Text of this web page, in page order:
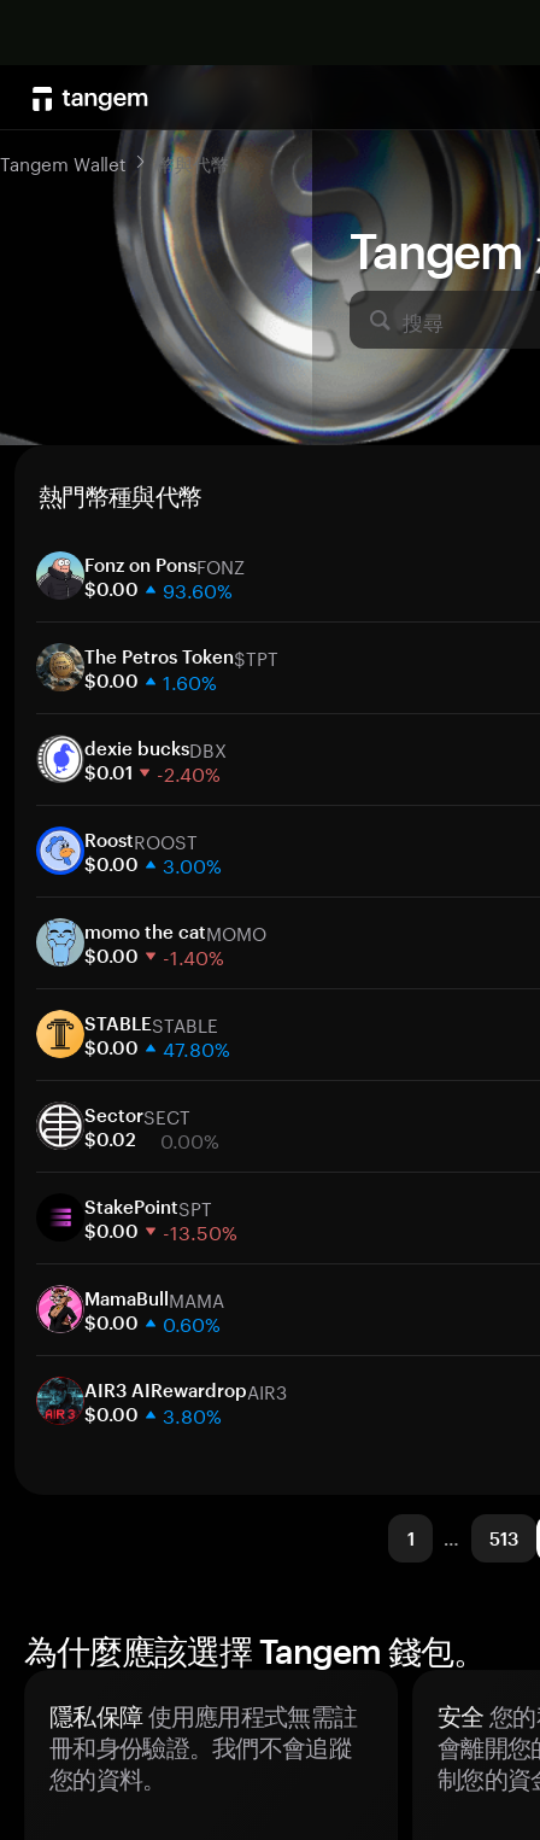
Tangem
搜尋
Tangem Wallet 幣與代幣
熱門幣種與代幣
Fonz on PonsFONZ
$0.00 93.60%
30 天
市值
The Petros Token$TPT
$0.00 1.60%
30 天
市值
dexie bucksDBX
$0.01 -2.40%
30 天
市值
RoostROOST
$0.00 3.00%
30 天
市值
momo the catMOMO
$0.00 -1.40%
30 天
市值
STABLESTABLE
$0.00 47.80%
30 天
市值
SectorSECT
$0.02 0.00%
30 天
市值
StakePointSPT
$0.00 -13.50%
30 天
市值
MamaBullMAMA
$0.00 0.60%
30 天
市值
AIR3 AIRewardropAIR3
$0.00 3.80%
1 … 513
為什麼應該選擇 Tangem 錢包。
隱私保障使用應用程式無需註
冊和身份驗證。我們不會追蹤
您的資料。
安全 您
會離開您
制您的資